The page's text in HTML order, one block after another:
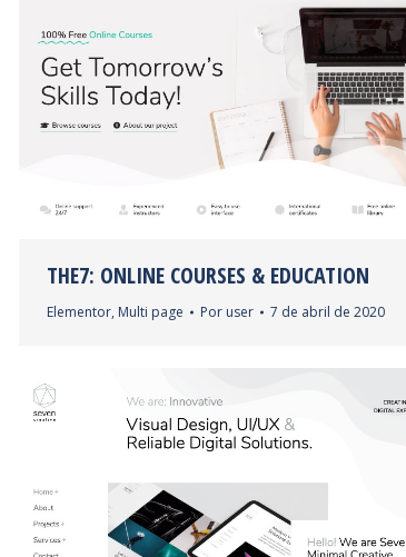
THE7: ONLINE COURSES & EDUCATION
Elementor, Multi page Por user 7 de abril de 2020